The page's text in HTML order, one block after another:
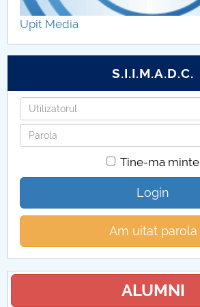
Upit Media
S.I.I.M.A.D.C.
Utilizatorul
Parola
Tine-ma minte
Login
Am uitat parola
ALUMNI